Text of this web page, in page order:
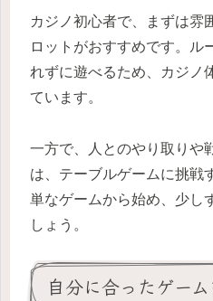
カジノ初心者で、まずは雰
ロットがおすすめです。ル
れずに遊べるため、カジノ
ています。
一方で、人とのやり取りや
は、テーブルゲームに挑戦
単なゲームから始め、少し
しょう。
自分に合ったゲー